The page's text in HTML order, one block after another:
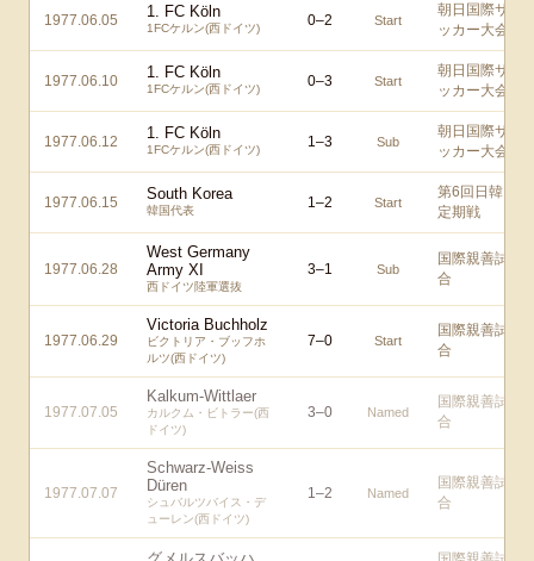
1977.06.05 1. FC Köln
1FCケルン(西ドイツ) 0–2 Start
朝日国際サ
ッカー大会
1977.06.10 1. FC Köln
1FCケルン(西ドイツ) 0–3 Start
朝日国際サ
ッカー大会
1977.06.12 1. FC Köln
1FCケルン(西ドイツ) 1–3 Sub
朝日国際サ
ッカー大会
1977.06.15 South Korea
韓国代表 1–2 Start
第6回日韓
定期戦
1977.06.28
West Germany
Army XI
西ドイツ陸軍選抜
3–1 Sub
国際親善試
合
1977.06.29
Victoria Buchholz
ビクトリア・ブッフホ
ルツ(西ドイツ)
7–0 Start
国際親善試
合
1977.07.05
Kalkum-Wittlaer
カルクム・ビトラー(西
ドイツ)
3–0 Named
国際親善試
合
1977.07.07
Schwarz-Weiss
Düren
シュバルツバイス・デ
ューレン(西ドイツ)
1–2 Named
国際親善試
合